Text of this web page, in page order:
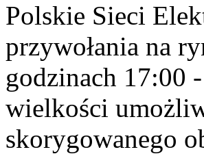
Polskie Sieci
przywołania na
godzinach 17:00
wielkości
skorygowanego